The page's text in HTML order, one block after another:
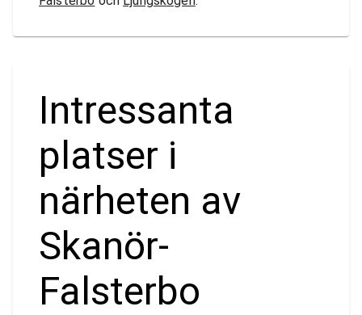
Intressanta
platser i
närheten av
Skanör-
Falsterbo